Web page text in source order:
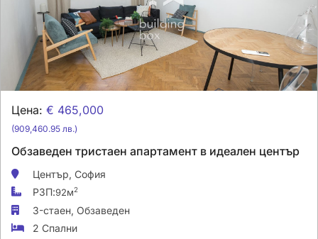
Цена: € 465,000
(909,460.95 лв.)
Обзаведен тристаен апартамент в идеален център
Център, София
РЗП:92м2
3-стаен, Обзаведен
2 Спални